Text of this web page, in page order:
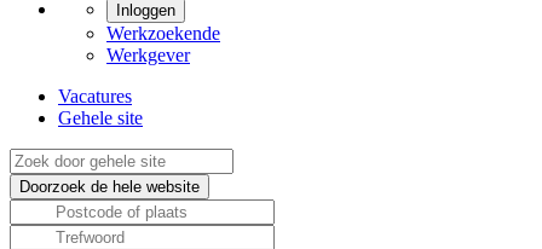
Inloggen
Werkzoekende
Werkgever
Vacatures
Gehele site